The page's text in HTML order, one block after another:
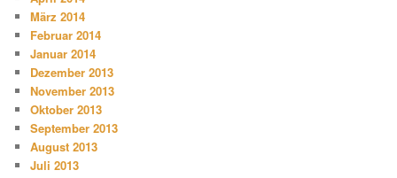
März 2014
Februar 2014
Januar 2014
Dezember 2013
November 2013
Oktober 2013
September 2013
August 2013
Juli 2013